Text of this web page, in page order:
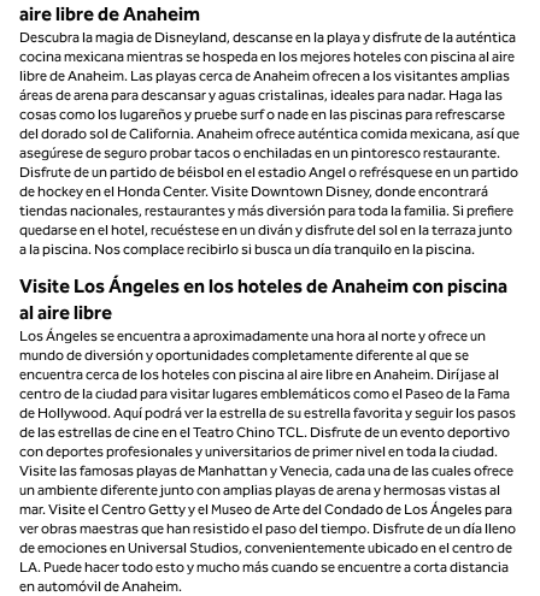
aire libre de Anaheim
Descubra la magia de Disneyland, descanse en la playa y disfrute de la auténtica
cocina mexicana mientras se hospeda en los mejores hoteles con piscina al aire
libre de Anaheim. Las playas cerca de Anaheim ofrecen a los visitantes amplias
áreas de arena para descansar y aguas cristalinas, ideales para nadar. Haga las
cosas como los lugareños y pruebe surf o nade en las piscinas para refrescarse
del dorado sol de California. Anaheim ofrece auténtica comida mexicana, así que
asegúrese de seguro probar tacos o enchiladas en un pintoresco restaurante.
Disfrute de un partido de béisbol en el estadio Angel o refrésquese en un partido
de hockey en el Honda Center. Visite Downtown Disney, donde encontrará
tiendas nacionales, restaurantes y más diversión para toda la familia. Si prefiere
quedarse en el hotel, recuéstese en un diván y disfrute del sol en la terraza junto
a la piscina. Nos complace recibirlo si busca un día tranquilo en la piscina.
Visite Los Ángeles en los hoteles de Anaheim con piscina
al aire libre
Los Ángeles se encuentra a aproximadamente una hora al norte y ofrece un
mundo de diversión y oportunidades completamente diferente al que se
encuentra cerca de los hoteles con piscina al aire libre en Anaheim. Diríjase al
centro de la ciudad para visitar lugares emblemáticos como el Paseo de la Fama
de Hollywood. Aquí podrá ver la estrella de su estrella favorita y seguir los pasos
de las estrellas de cine en el Teatro Chino TCL. Disfrute de un evento deportivo
con deportes profesionales y universitarios de primer nivel en toda la ciudad.
Visite las famosas playas de Manhattan y Venecia, cada una de las cuales ofrece
un ambiente diferente junto con amplias playas de arena y hermosas vistas al
mar. Visite el Centro Getty y el Museo de Arte del Condado de Los Ángeles para
ver obras maestras que han resistido el paso del tiempo. Disfrute de un día lleno
de emociones en Universal Studios, convenientemente ubicado en el centro de
LA. Puede hacer todo esto y mucho más cuando se encuentre a corta distancia
en automóvil de Anaheim.